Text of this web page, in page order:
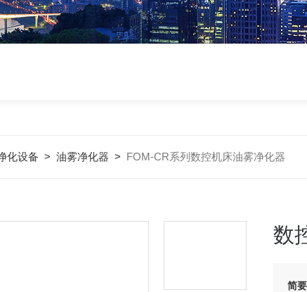
化设备 >油雾净化器 > FOM-CR系列数控机床油雾净化器
数
简